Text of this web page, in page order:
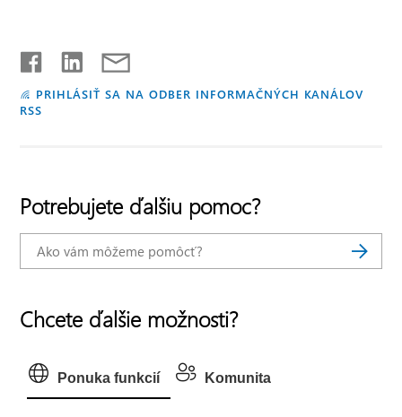
PRIHLÁSIŤ SA NA ODBER INFORMAČNÝCH KANÁLOV
RSS
Potrebujete ďalšiu pomoc?
Chcete ďalšie možnosti?
Ponuka funkcií Komunita